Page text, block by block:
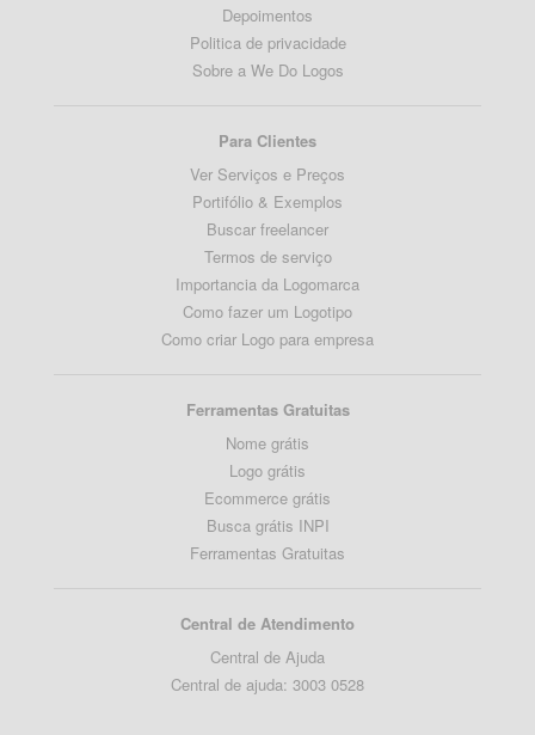
Depoimentos
Politica de privacidade
Sobre a We Do Logos
Para Clientes
Ver Serviços e Preços
Portifólio & Exemplos
Buscar freelancer
Termos de serviço
Importancia da Logomarca
Como fazer um Logotipo
Como criar Logo para empresa
Ferramentas Gratuitas
Nome grátis
Logo grátis
Ecommerce grátis
Busca grátis INPI
Ferramentas Gratuitas
Central de Atendimento
Central de Ajuda
Central de ajuda: 3003 0528